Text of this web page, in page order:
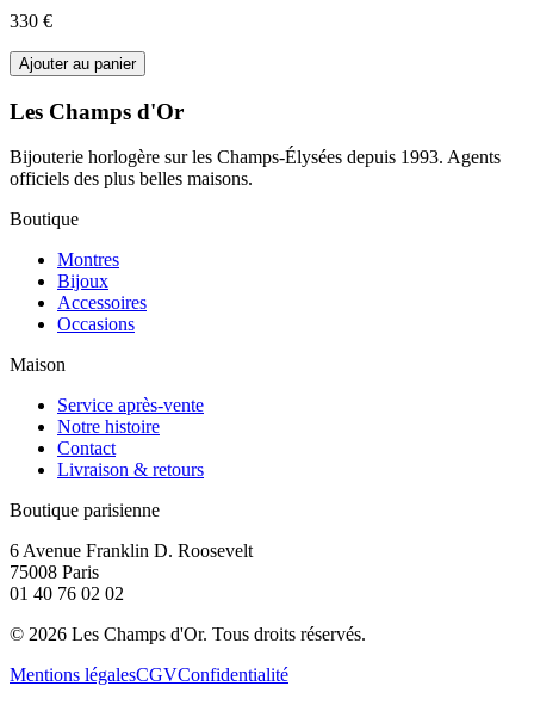
330 €
Ajouter au panier
Les Champs d'Or
Bijouterie horlogère sur les Champs-Élysées depuis 1993. Agents
officiels des plus belles maisons.
Boutique
Montres
Bijoux
Accessoires
Occasions
Maison
Service après-vente
Notre histoire
Contact
Livraison & retours
Boutique parisienne
6 Avenue Franklin D. Roosevelt
75008 Paris
01 40 76 02 02
© 2026 Les Champs d'Or. Tous droits réservés.
Mentions légalesCGVConfidentialité